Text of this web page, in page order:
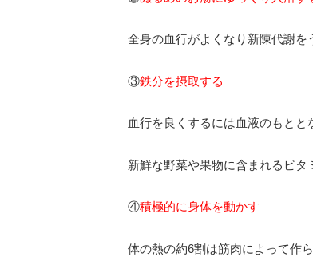
全身の血行がよくなり新陳代謝を
③鉄分を摂取する
血行を良くするには血液のもとと
新鮮な野菜や果物に含まれるビ
④積極的に身体を動かす
体の熱の約6割は筋肉によって作ら